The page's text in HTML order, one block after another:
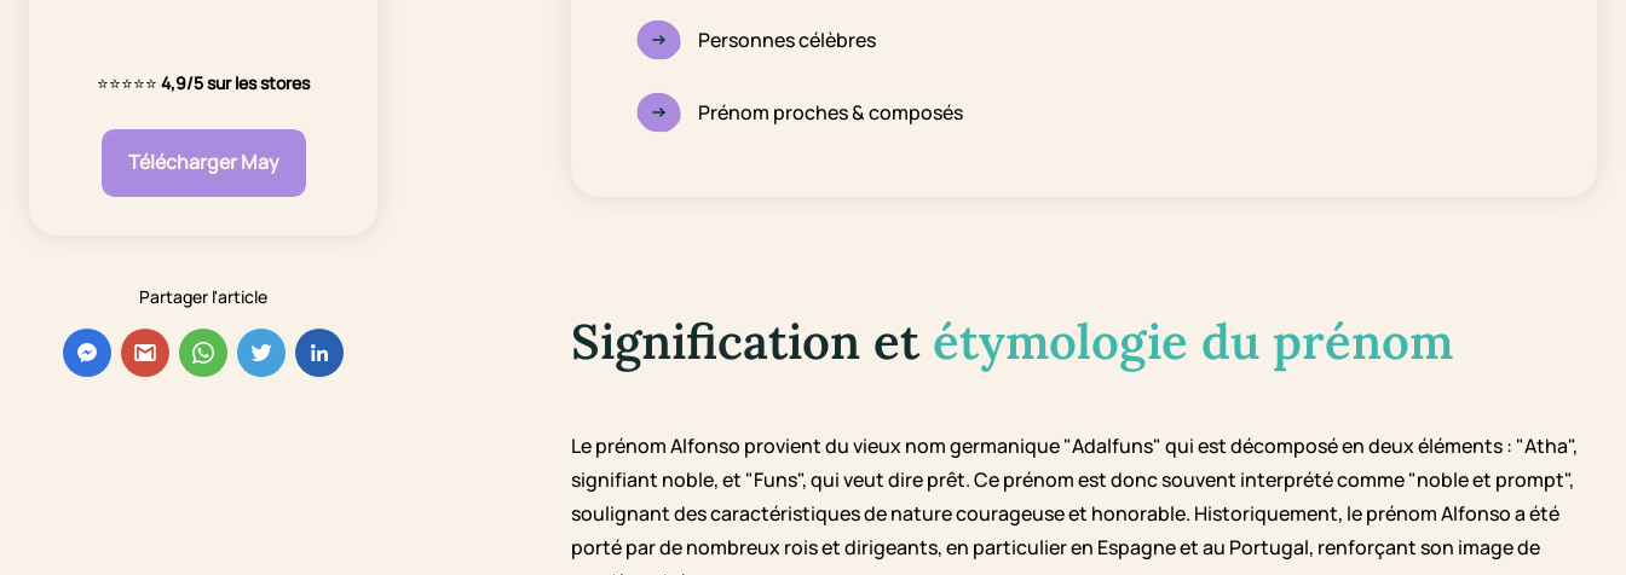
⭐⭐⭐⭐⭐ 4,9/5 sur les stores
Télécharger May
Partager l'article
Personnes célèbres
Prénom proches & composés
Signification et étymologie du prénom
Le prénom Alfonso provient du vieux nom germanique "Adalfuns" qui est décomposé en deux éléments : "Atha",
signifiant noble, et "Funs", qui veut dire prêt. Ce prénom est donc souvent interprété comme "noble et prompt",
soulignant des caractéristiques de nature courageuse et honorable. Historiquement, le prénom Alfonso a été
porté par de nombreux rois et dirigeants, en particulier en Espagne et au Portugal, renforçant son image de